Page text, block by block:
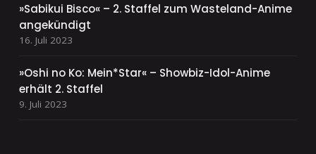
»Sabikui Bisco« – 2. Staffel zum Wasteland-Anime
angekündigt
16. Juli 2023
»Oshi no Ko: Mein*Star« – Showbiz-Idol-Anime
erhält 2. Staffel
9. Juli 2023